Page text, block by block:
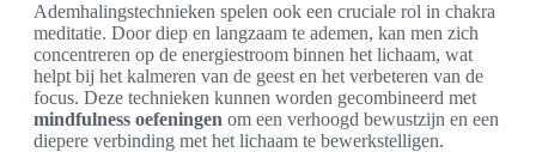
Ademhalingstechnieken spelen ook een cruciale rol in chakra
meditatie. Door diep en langzaam te ademen, kan men zich
concentreren op de energiestroom binnen het lichaam, wat
helpt bij het kalmeren van de geest en het verbeteren van de
focus. Deze technieken kunnen worden gecombineerd met
mindfulness oefeningen om een verhoogd bewustzijn en een
diepere verbinding met het lichaam te bewerkstelligen.